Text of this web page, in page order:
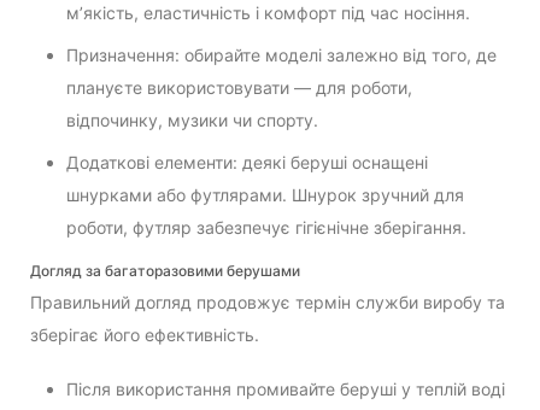
м’якість, еластичність і комфорт під час носіння.
Призначення: обирайте моделі залежно від того, де
плануєте використовувати — для роботи,
відпочинку, музики чи спорту.
Додаткові елементи: деякі беруші оснащені
шнурками або футлярами. Шнурок зручний для
роботи, футляр забезпечує гігієнічне зберігання.
Догляд за багаторазовими берушами
Правильний догляд продовжує термін служби виробу та
зберігає його ефективність.
Після використання промивайте беруші у теплій воді